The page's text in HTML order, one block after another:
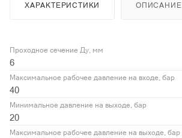
ХАРАКТЕРИСТИКИ ОПИСАНИЕ
Проходное сечение Ду, мм
6
Максимальное рабочее давление на входе, бар
40
Минимальное давление на выходе, бар
20
Максимальное рабочее давление на выходе, бар